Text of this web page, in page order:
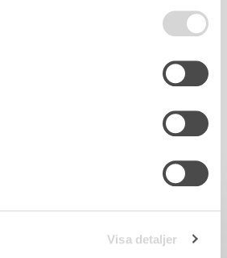
Visa detaljer